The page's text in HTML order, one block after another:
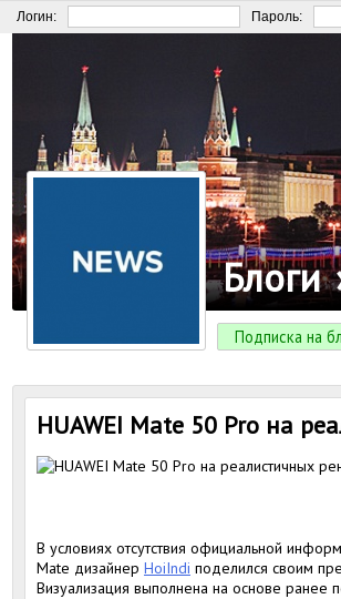
Логин: Пароль:
Блоги
Подписка на
HUAWEI Mate 50 Pro на
В условиях отсутствия официальной
Mate дизайнер HoiIndi поделился своим
Визуализация выполнена на основе ранее